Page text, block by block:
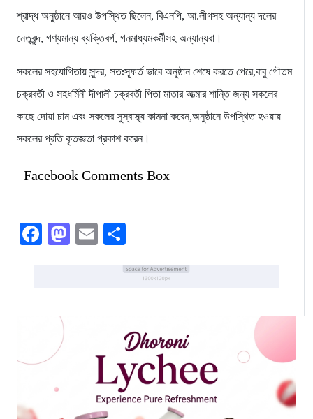
শ্রাদ্ধ অনুষ্ঠানে আরও উপস্থিত ছিলেন, বিএনপি, আ.লীগসহ অন্যান্য দলের
নেতৃবৃন্দ, গণ্যমান্য ব্যক্তিবর্গ, গনমাধ্যমকর্মীসহ অন্যান্যরা।
সকলের সহযোগিতায় সুন্দর, সতঃস্ফূর্ত ভাবে অনুষ্ঠান শেষে করতে পেরে,বাবু গৌতম
চক্রবর্তী ও সহধর্মিনী দীপালী চক্রবর্তী পিতা মাতার আত্মার শান্তি জন্য সকলের
কাছে দোয়া চান এবং সকলের সুস্বাস্থ্য কামনা করেন,অনুষ্ঠানে উপস্থিত হওয়ায়
সকলের প্রতি কৃতজ্ঞতা প্রকাশ করেন।
Facebook Comments Box
Facebook
Mastodon
Email